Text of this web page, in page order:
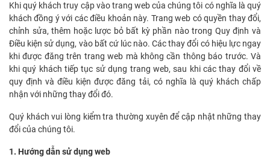
Khi quý khách truy cập vào trang web của chúng tôi có nghĩa là quý
khách đồng ý với các điều khoản này. Trang web có quyền thay đổi,
chỉnh sửa, thêm hoặc lược bỏ bất kỳ phần nào trong Quy định và
Điều kiện sử dụng, vào bất cứ lúc nào. Các thay đổi có hiệu lực ngay
khi được đăng trên trang web mà không cần thông báo trước. Và
khi quý khách tiếp tục sử dụng trang web, sau khi các thay đổi về
quy định và điều kiện được đăng tải, có nghĩa là quý khách chấp
nhận với những thay đổi đó.
Quý khách vui lòng kiểm tra thường xuyên để cập nhật những thay
đổi của chúng tôi.
1. Hướng dẫn sử dụng web